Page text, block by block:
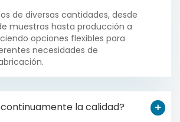
de diversas cantidades, desde
muestras hasta producción a
opciones flexibles para
necesidades de
la calidad?